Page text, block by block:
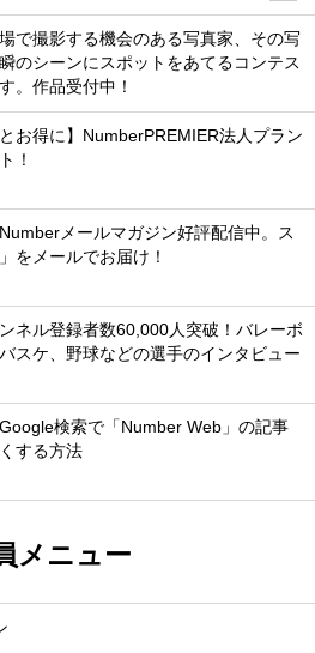
で撮影する機会のある写真家、その写
のシーンにスポットをあてるコンテス
。作品受付中！
とお得に】NumberPREMIER法人プラン
！
Numberメールマガジン好評配信中。ス
をメールでお届け！
ネル登録者数60,000人突破！バレーボ
スケ、野球などの選手のインタビュー
Google検索で「Number Web」の記事
する方法
メニュー